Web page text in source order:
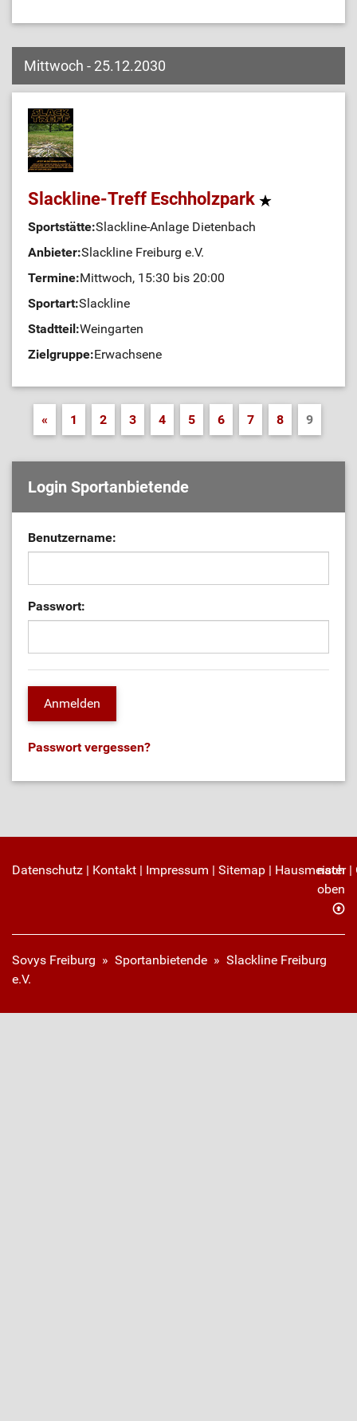
Mittwoch - 25.12.2030
Slackline-Treff Eschholzpark
Sportstätte:Slackline-Anlage Dietenbach
Anbieter:Slackline Freiburg e.V.
Termine:Mittwoch, 15:30 bis 20:00
Sportart:Slackline
Stadtteil:Weingarten
Zielgruppe:Erwachsene
« 1 2 3 4 5 6 7 8 9
Login Sportanbietende
Benutzername:
Passwort:
Passwort vergessen?
Datenschutz | Kontakt | Impressum | Sitemap | Hausmeister|
nach
oben
Sovys Freiburg » Sportanbietende » Slackline Freiburg
e.V.